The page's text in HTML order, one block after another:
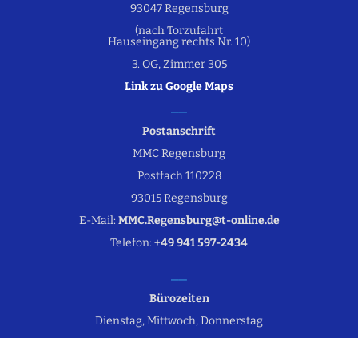
93047 Regensburg
(nach Torzufahrt
Hauseingang rechts Nr. 10)
3. OG, Zimmer 305
Link zu Google Maps
Postanschrift
MMC Regensburg
Postfach 110228
93015 Regensburg
E-Mail: MMC.Regensburg@t-online.de
Telefon: +49 941 597-2434
Bürozeiten
Dienstag, Mittwoch, Donnerstag